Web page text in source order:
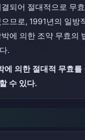
결되어 절대적으로 무
므로, 1991년의 일방
박에 의한 조약 무효의
.
에 의한 절대적 무효를
수 있다.